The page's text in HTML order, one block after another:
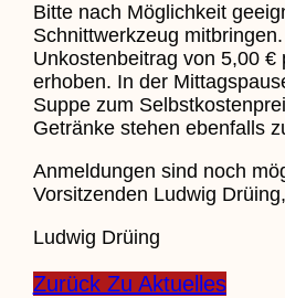
Bitte nach Möglichkeit
Schnittwerkzeug
Unkostenbeitrag von 5,00 €
erhoben. In der
Suppe zum
Getränke stehen ebenfalls
Anmeldungen sind noch
Vorsitzenden Ludwig
Ludwig Drüing
Zurück Zu Aktuelles